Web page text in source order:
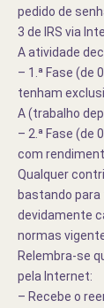
pedido de
3 de IRS via
A atividade
– 1.ª Fase (de
tenham
A (trabalho
– 2.ª Fase (de
com
Qualquer
bastando
devidamente
normas
Relembra-se
pela Internet:
– Recebe o